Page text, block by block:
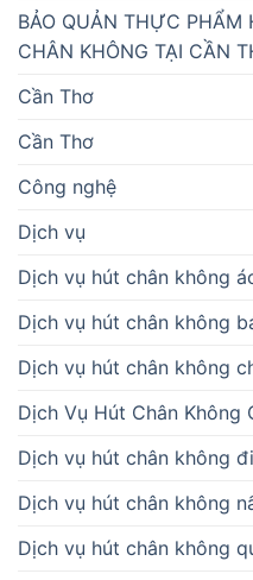
BẢO QUẢN THỰC PHẨM
CHÂN KHÔNG TẠI CẦN
Cần Thơ
Cần Thơ
Công nghệ
Dịch vụ
Dịch vụ hút chân không
Dịch vụ hút chân không
Dịch vụ hút chân không
Dịch Vụ Hút Chân Không
Dịch vụ hút chân không
Dịch vụ hút chân không
Dịch vụ hút chân không